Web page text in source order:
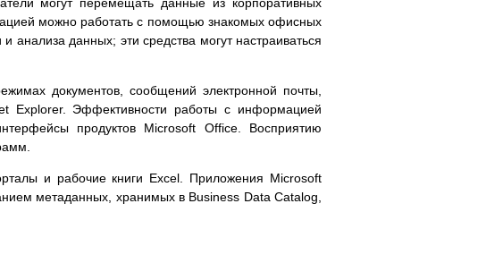
можно работать с помощью знакомых офисных
анализа данных; эти средства могут настраиваться
документов, сообщений электронной почты,
Explorer. Эффективности работы с информацией
продуктов Microsoft Office. Восприятию
и рабочие книги Excel. Приложения Microsoft
метаданных, хранимых в Business Data Catalog,